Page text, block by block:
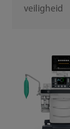
veiligheid